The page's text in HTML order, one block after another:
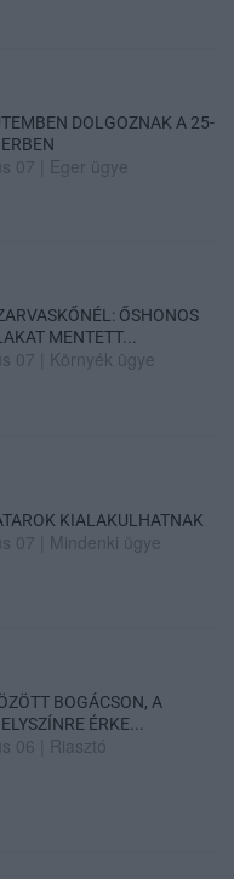
DOLGOZNAK A 25-
07 Eger ügye
ŐSHONOS
MENTETT...
07 Környék ügye
KIALAKULHATNAK
07 Mindenki ügye
BOGÁCSON, A
ÉRKE...
06 Riasztó